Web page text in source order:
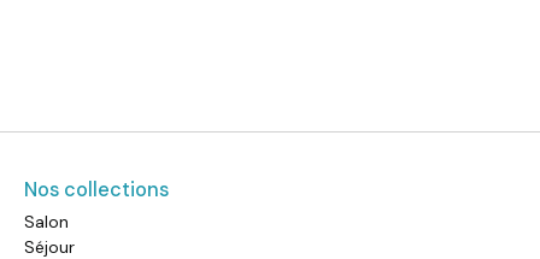
Nos collections
Salon
Séjour